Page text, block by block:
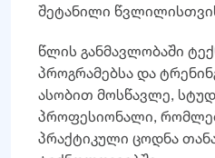
შეტანილი
წლის განმავლობაში
პროგრამებსა და
ასობით მოსწავლე,
პროფესიონალი,
პრაქტიკული ცოდნა